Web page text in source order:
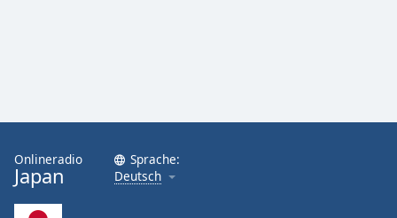
Font
Family
Onlineradio
Japan
Sprache:
Deutsch